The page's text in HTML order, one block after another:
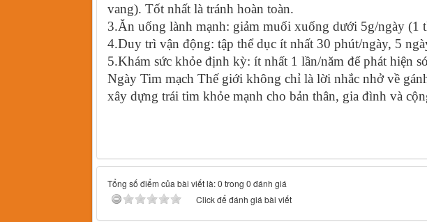
vang). Tốt nhất là tránh hoàn toàn.
3.Ăn uống lành mạnh: giảm muối xuống dưới 5g/ngày (1
4.Duy trì vận động: tập thể dục ít nhất 30 phút/ngày, 5
5.Khám sức khỏe định kỳ: ít nhất 1 lần/năm để phát hiện
Ngày Tim mạch Thế giới không chỉ là lời nhắc nhở về
xây dựng trái tim khỏe mạnh cho bản thân, gia đình và
Tổng số điểm của bài viết là: 0 trong 0 đánh giá
Click để đánh giá bài viết